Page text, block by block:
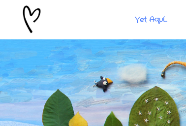
Vet Aquí…